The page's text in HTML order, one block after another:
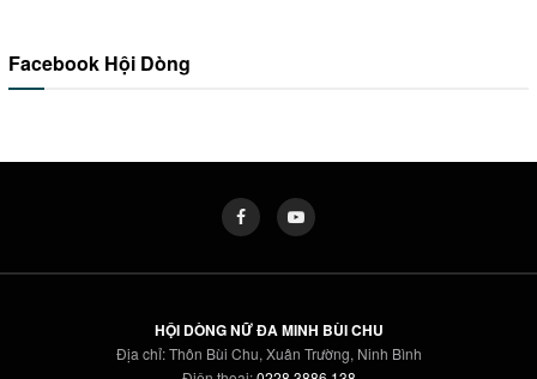
Facebook Hội Dòng
HỘI DÒNG NỮ ĐA MINH BÙI CHU
Địa chỉ: Thôn Bùi Chu, Xuân Trường, Ninh Bình